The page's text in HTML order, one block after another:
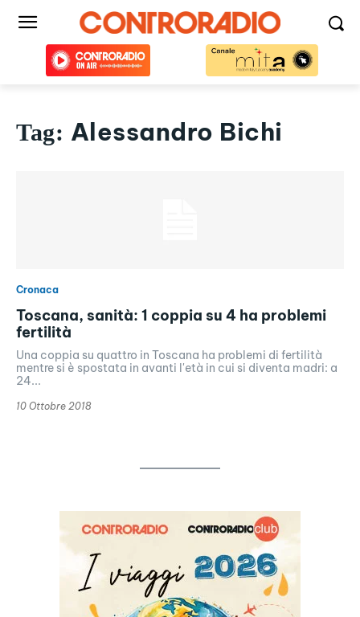
Tag: Alessandro Bichi
Cronaca
Toscana, sanità: 1 coppia su 4 ha problemi
fertilità
Una coppia su quattro in Toscana ha problemi di fertilità
mentre si è spostata in avanti l'età in cui si diventa madri: a
24...
10 Ottobre 2018